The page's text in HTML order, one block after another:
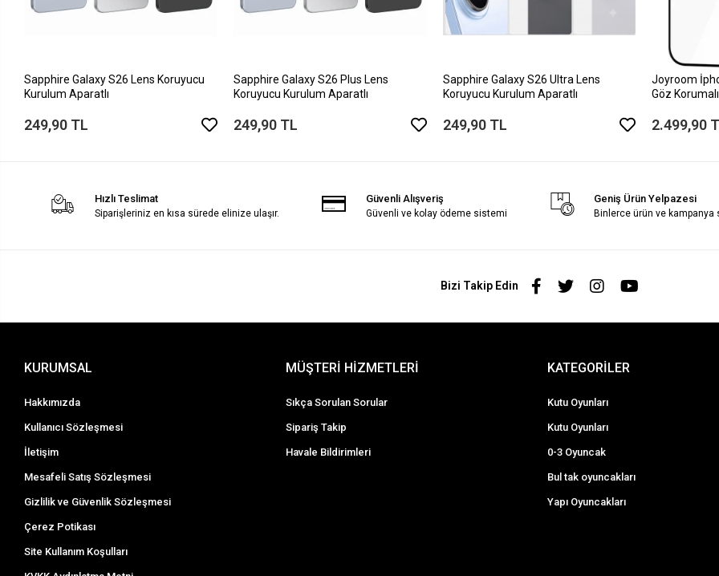
Sapphire Galaxy S26 Lens Koruyucu
Kurulum Aparatlı
249,90 TL
Sapphire Galaxy S26 Plus Lens
Koruyucu Kurulum Aparatlı
249,90 TL
Sapphire Galaxy S26 Ultra Lens
Koruyucu Kurulum Aparatlı
249,90 TL
Joyroom
Göz
2.499,90
Hızlı Teslimat
Siparişleriniz en kısa sürede elinize ulaşır.
Güvenli Alışveriş
Güvenli ve kolay ödeme sistemi
Geniş Ürün Yelpazesi
Binlerce ürün ve kampanya
Bizi Takip Edin
KURUMSAL
Hakkımızda
Kullanıcı Sözleşmesi
İletişim
Mesafeli Satış Sözleşmesi
Gizlilik ve Güvenlik Sözleşmesi
Çerez Potikası
Site Kullanım Koşulları
MÜŞTERİ HİZMETLERİ
Sıkça Sorulan Sorular
Sipariş Takip
Havale Bildirimleri
KATEGORİLER
Kutu Oyunları
Kutu Oyunları
0-3 Oyuncak
Bul tak oyuncakları
Yapı Oyuncakları